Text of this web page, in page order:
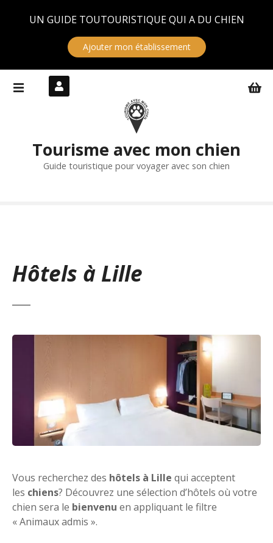
UN GUIDE TOUTOURISTIQUE QUI A DU CHIEN
Ajouter mon établissement
Tourisme avec mon chien
Guide touristique pour voyager avec son chien
Hôtels à Lille
Vous recherchez des hôtels à Lille qui acceptent
les chiens? Découvrez une sélection d’hôtels où votre
chien sera le bienvenu en appliquant le filtre
« Animaux admis ».